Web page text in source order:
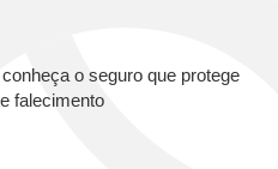
o seguro que protege
falecimento